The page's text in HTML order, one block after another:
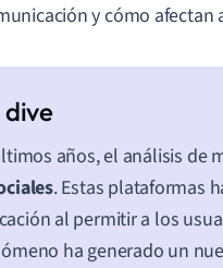
y cómo afectan
años, el análisis de
. Estas plataformas
al permitir a los
ha generado un